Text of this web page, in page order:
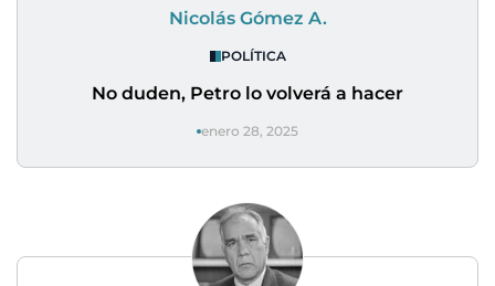
Nicolás Gómez A.
POLÍTICA
No duden, Petro lo volverá a hacer
enero 28, 2025